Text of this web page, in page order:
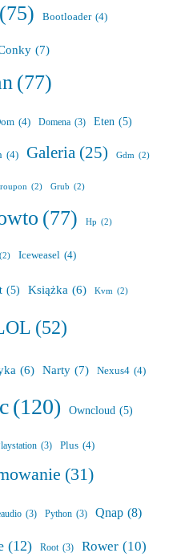
(75) Bootloader (4)
(7)
(77)
(4) Domena (3) Eten (5)
(4) Galeria (25) Gdm (2)
(2) Grub (2)
(77) Hp (2)
(2) Iceweasel (4)
(5) Książka (6) Kvm (2)
(52)
(6) Narty (7) Nexus4 (4)
(120) Owncloud (5)
(3) Plus (4)
(31)
(3) Python (3) Qnap (8)
(12) Root (3) Rower (10)